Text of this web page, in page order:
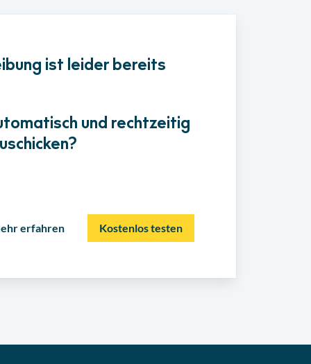
ist leider bereits
und rechtzeitig
erfahren Kostenlos testen